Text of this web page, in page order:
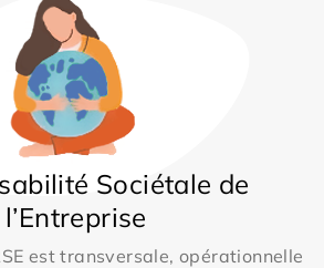
Sociétale de
l’Entreprise
est transversale, opérationnelle